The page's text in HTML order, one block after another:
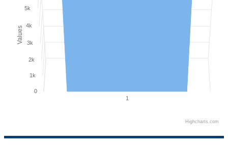
Values
1
0
1k
2k
3k
4k
5k
Highcharts.com